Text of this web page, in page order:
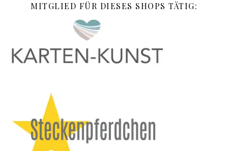
MITGLIED FÜR DIESES SHOPS TÄTIG: